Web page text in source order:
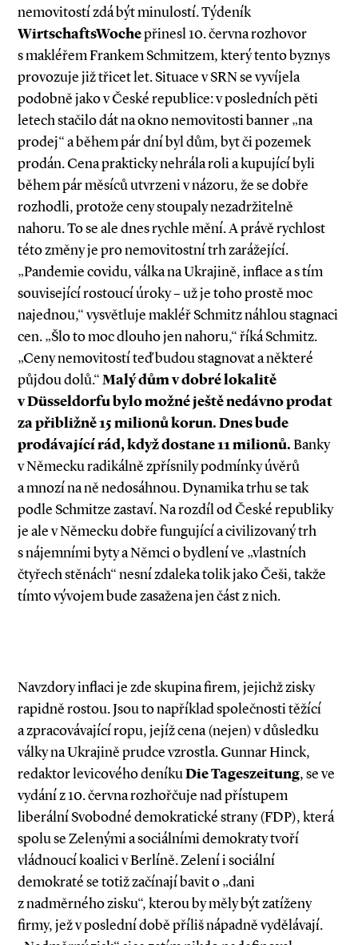
nemovitostí zdá být minulostí. Týdeník
WirtschaftsWochepřinesl 10. června rozhovor
s makléřem Frankem Schmitzem, který tento byznys
provozuje již třicet let. Situace v SRN se vyvíjela
podobně jako v České republice: v posledních pěti
letech stačilo dát na okno nemovitosti banner „na
prodej“ a během pár dní byl dům, byt či pozemek
prodán. Cena prakticky nehrála roli a kupující byli
během pár měsíců utvrzeni v názoru, že se dobře
rozhodli, protože ceny stoupaly nezadržitelně
nahoru. To se ale dnes rychle mění. A právě rychlost
této změny je pro nemovitostní trh zarážející.
„Pandemie covidu, válka na Ukrajině, inflace a s tím
související rostoucí úroky – už je toho prostě moc
najednou,“ vysvětluje makléř Schmitz náhlou stagnaci
cen. „Šlo to moc dlouho jen nahoru,“ říká Schmitz.
„Ceny nemovitostí teď budou stagnovat a některé
půjdou dolů.“Malý dům v dobré lokalitě
v Düsseldorfu bylo možné ještě nedávno prodat
za přibližně 15 milionů korun. Dnes bude
prodávající rád, když dostane 11 milionů.Banky
v Německu radikálně zpřísnily podmínky úvěrů
a mnozí na ně nedosáhnou. Dynamika trhu se tak
podle Schmitze zastaví. Na rozdíl od České republiky
je ale v Německu dobře fungující a civilizovaný trh
s nájemními byty a Němci o bydlení ve „vlastních
čtyřech stěnách“ nesní zdaleka tolik jako Češi, takže
tímto vývojem bude zasažena jen část z nich.
Navzdory inflaci je zde skupina firem, je­jichž zisky
rapidně rostou. Jsou to například společnosti těžící
a zpracovávající ropu, jejíž cena (nejen) v důsledku
války na Ukrajině prudce vzrostla. Gunnar Hinck,
redaktor levicového deníkuDie Tageszeitung, se ve
vydání z 10. června rozhořčuje nad přístupem
liberální Svobodné demokratické strany (FDP), která
spolu se Zelenými a sociál­ními demokraty tvoří
vládnoucí koalici v Ber­­líně. Zelení i sociální
demokraté se totiž začínají bavit o „dani
z nadměrného zisku“, kterou by měly být zatíženy
firmy, jež v poslední době příliš nápadně vydělávají.